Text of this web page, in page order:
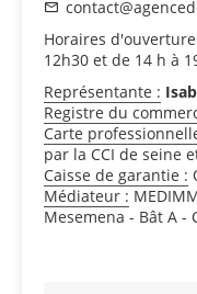
Horaires
12h30 et de 14 h à
Représentante :
Registre du
Carte
par la CCI de seine
Caisse de garantie :
Médiateur :
Mesemena - Bât A -